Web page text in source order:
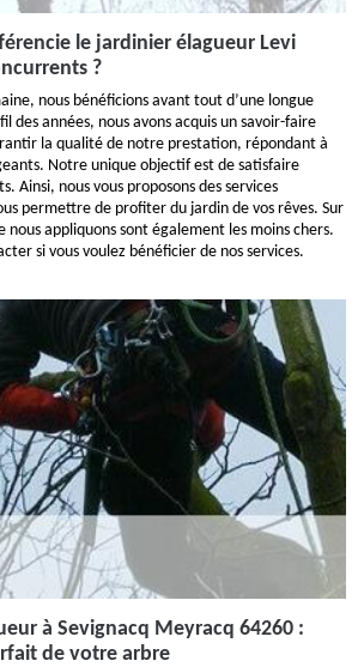
le jardinier élagueur Levi
?
nous bénéficions avant tout d’une longue
des années, nous avons acquis un savoir-faire
la qualité de notre prestation, répondant à
Notre unique objectif est de satisfaire
Ainsi, nous vous proposons des services
permettre de profiter du jardin de vos rêves. Sur
nous appliquons sont également les moins chers.
si vous voulez bénéficier de nos services.
à Sevignacq Meyracq 64260 :
de votre arbre